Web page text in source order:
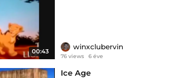
00:43
winxclubervin
76 views 6 éve
Ice Age